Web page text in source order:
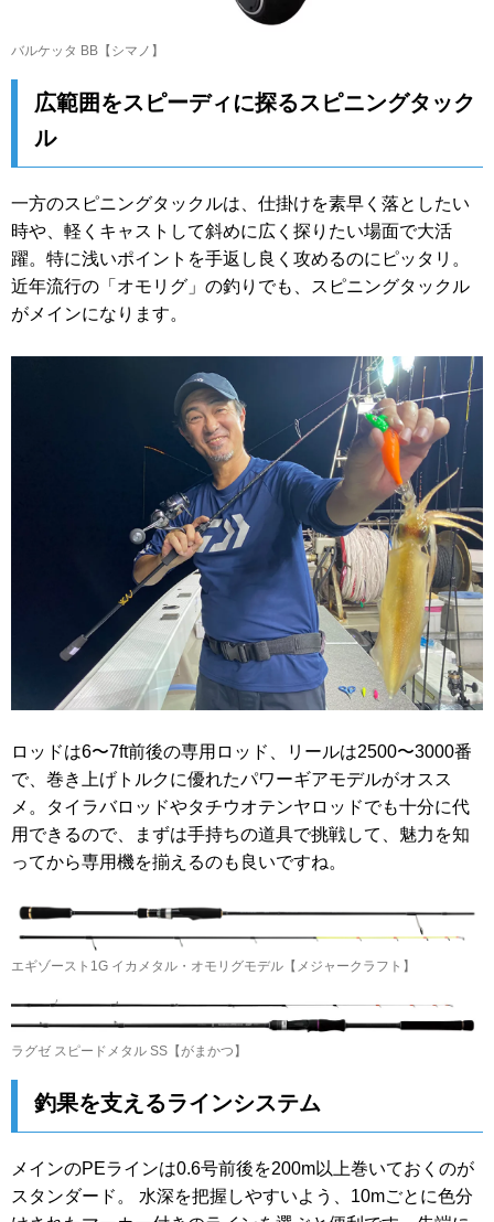
バルケッタ BB【シマノ】
広範囲をスピーディに探るスピニングタック
ル
一方のスピニングタックルは、仕掛けを素早く落としたい
時や、軽くキャストして斜めに広く探りたい場面で大活
躍。特に浅いポイントを手返し良く攻めるのにピッタリ。
近年流行の「オモリグ」の釣りでも、スピニングタックル
がメインになります。
ロッドは6〜7ft前後の専用ロッド、リールは2500〜3000番
で、巻き上げトルクに優れたパワーギアモデルがオスス
メ。タイラバロッドやタチウオテンヤロッドでも十分に代
用できるので、まずは手持ちの道具で挑戦して、魅力を知
ってから専用機を揃えるのも良いですね。
エギゾースト1G イカメタル・オモリグモデル【メジャークラフト】
ラグゼ スピードメタル SS【がまかつ】
釣果を支えるラインシステム
メインのPEラインは0.6号前後を200m以上巻いておくのが
スタンダード。 水深を把握しやすいよう、10mごとに色分